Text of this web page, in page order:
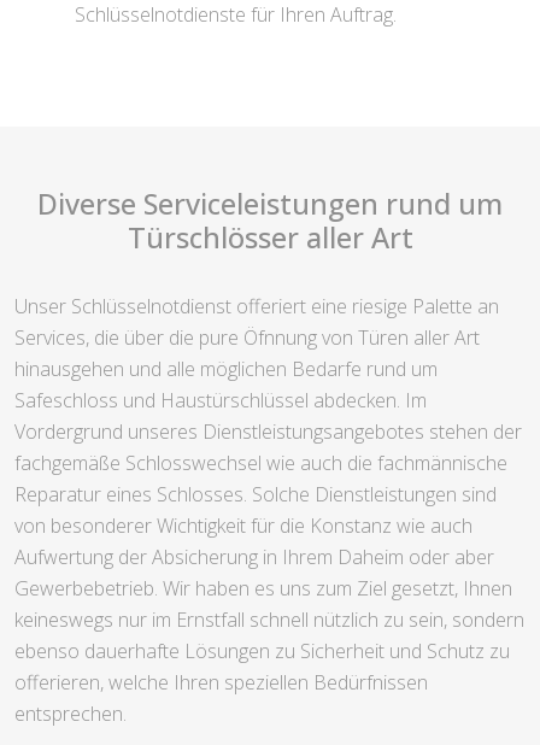
Schlüsselnotdienste für Ihren Auftrag.
Diverse Serviceleistungen rund um
Türschlösser aller Art
Unser Schlüsselnotdienst offeriert eine riesige Palette an
Services, die über die pure Öfnnung von Türen aller Art
hinausgehen und alle möglichen Bedarfe rund um
Safeschloss und Haustürschlüssel abdecken. Im
Vordergrund unseres Dienstleistungsangebotes stehen der
fachgemäße Schlosswechsel wie auch die fachmännische
Reparatur eines Schlosses. Solche Dienstleistungen sind
von besonderer Wichtigkeit für die Konstanz wie auch
Aufwertung der Absicherung in Ihrem Daheim oder aber
Gewerbebetrieb. Wir haben es uns zum Ziel gesetzt, Ihnen
keineswegs nur im Ernstfall schnell nützlich zu sein, sondern
ebenso dauerhafte Lösungen zu Sicherheit und Schutz zu
offerieren, welche Ihren speziellen Bedürfnissen
entsprechen.